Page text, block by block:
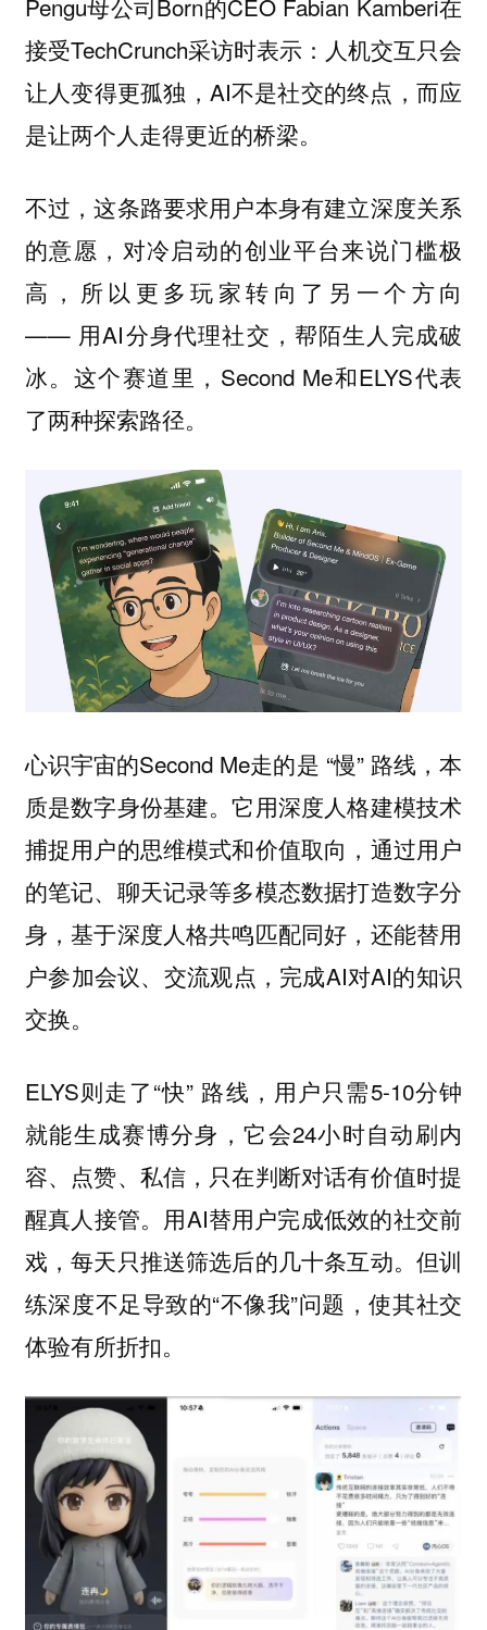
Pengu母公司Born的CEO Fabian Kamberi在
接受TechCrunch采访时表示：人机交互只会
让人变得更孤独，AI不是社交的终点，而应
是让两个人走得更近的桥梁。
不过，这条路要求用户本身有建立深度关系
的意愿，对冷启动的创业平台来说门槛极
高，所以更多玩家转向了另一个方向
—— 用AI分身代理社交，帮陌生人完成破
冰。这个赛道里，Second Me和ELYS代表
了两种探索路径。
心识宇宙的Second Me走的是 “慢” 路线，本
质是数字身份基建。它用深度人格建模技术
捕捉用户的思维模式和价值取向，通过用户
的笔记、聊天记录等多模态数据打造数字分
身，基于深度人格共鸣匹配同好，还能替用
户参加会议、交流观点，完成AI对AI的知识
交换。
ELYS则走了“快” 路线，用户只需5-10分钟
就能生成赛博分身，它会24小时自动刷内
容、点赞、私信，只在判断对话有价值时提
醒真人接管。用AI替用户完成低效的社交前
戏，每天只推送筛选后的几十条互动。但训
练深度不足导致的“不像我”问题，使其社交
体验有所折扣。